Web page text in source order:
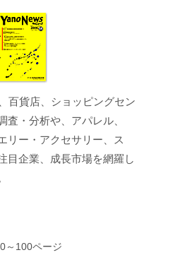
百貨店、ショッピングセン
査・分析や、アパレル、
リー・アクセサリー、ス
目企業、成長市場を網羅し
～100ページ